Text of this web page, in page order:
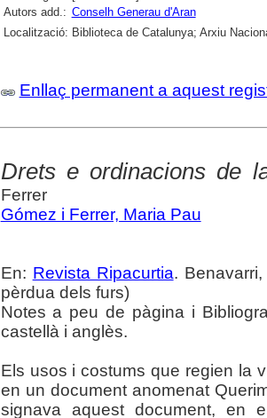
Autors add.: Conselh Generau d'Aran
Localització: Biblioteca de Catalunya; Arxiu
Enllaç permanent a aquest
Drets e ordinacions de
Ferrer
Gómez i Ferrer, Maria Pau
En: Revista Ripacurtia.
pèrdua dels furs)
Notes a peu de pàgina i
castellà i anglès.
Els usos i costums que regien la
en un document anomenat
signava aquest document, en